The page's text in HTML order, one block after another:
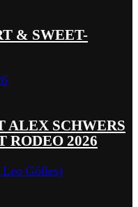
& SWEET-
SCHWERS
RODEO 2026